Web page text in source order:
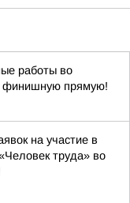
работы во
финишную прямую!
на участие в
труда» во